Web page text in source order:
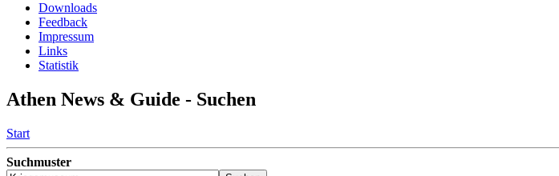
Downloads
Feedback
Impressum
Links
Statistik
Athen News & Guide - Suchen
Start
Suchmuster